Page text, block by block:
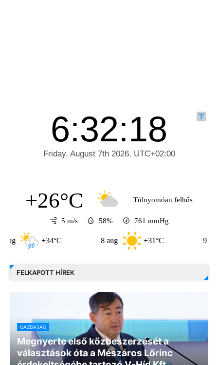
+26°C Túlnyomóan felhős
5 m/s 58% 761 mmHg
+34°C +31°C
FELKAPOTT HÍREK
GAZDASÁG
Megnyerte első közbeszerzését a
választások óta a Mészáros Lőrinc